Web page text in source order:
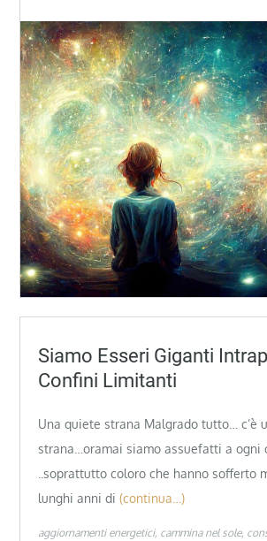
Siamo Esseri Giganti
Confini Limitanti
Una quiete strana Malgrado tutto… c’è
strana…oramai siamo assuefatti a ogni
..soprattutto coloro che hanno sofferto
lunghi anni di (continua…)
aggiornamenti energetici cammina nel sole